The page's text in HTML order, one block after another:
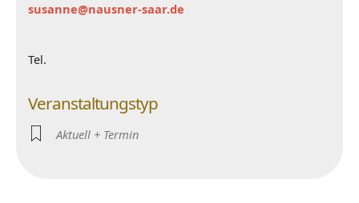
susanne@nausner-saar.de
Tel.
Veranstaltungstyp
Aktuell + Termin